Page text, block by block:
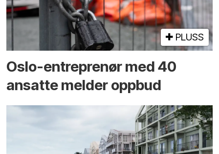
PLUSS
Oslo-entreprenør med 40
ansatte melder oppbud